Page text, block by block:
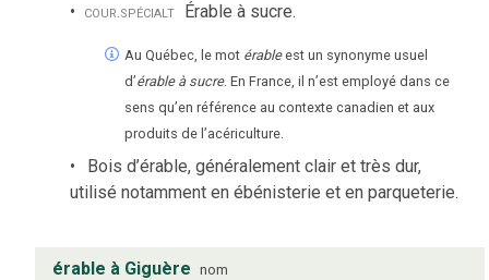
cour.spécialt Érable à sucre.
Au Québec, le mot érable est un synonyme usuel
d’érable à sucre. En France, il n’est employé dans ce
sens qu’en référence au contexte canadien et aux
produits de l’acériculture.
Bois d’érable, généralement clair et très dur,
utilisé notamment en ébénisterie et en parqueterie.
érable à Giguère nom